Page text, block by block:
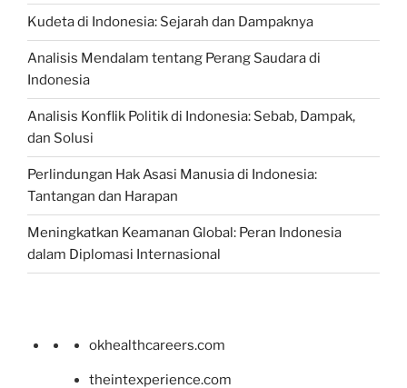
Kudeta di Indonesia: Sejarah dan Dampaknya
Analisis Mendalam tentang Perang Saudara di
Indonesia
Analisis Konflik Politik di Indonesia: Sebab, Dampak,
dan Solusi
Perlindungan Hak Asasi Manusia di Indonesia:
Tantangan dan Harapan
Meningkatkan Keamanan Global: Peran Indonesia
dalam Diplomasi Internasional
okhealthcareers.com
theintexperience.com